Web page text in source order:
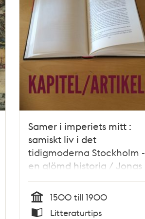
Samer i imperiets mitt :
samiskt liv i det
tidigmoderna Stockholm -
en glömd historia / Jonas
M. Nordin
Tid
1500 till 1900
Litteraturtips